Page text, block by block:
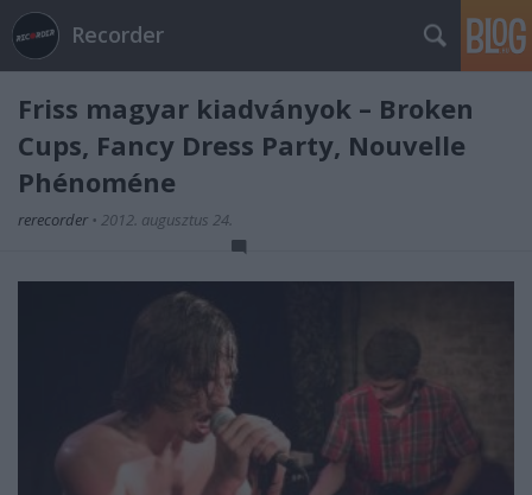
Recorder
Friss magyar kiadványok – Broken
Cups, Fancy Dress Party, Nouvelle
Phénoméne
rerecorder • 2012. augusztus 24.